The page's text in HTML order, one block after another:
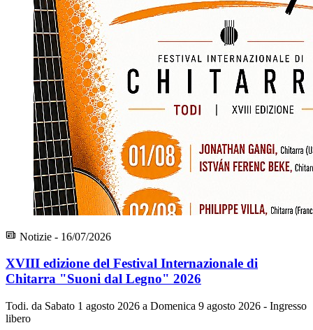
Notizie - 16/07/2026
XVIII edizione del Festival Internazionale di
Chitarra "Suoni dal Legno" 2026
Todi. da Sabato 1 agosto 2026 a Domenica 9 agosto 2026 - Ingresso
libero